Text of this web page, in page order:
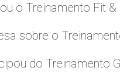
o Treinamento Fit &
sobre o
do Treinamento